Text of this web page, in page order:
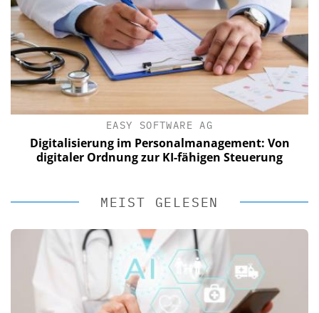
EASY SOFTWARE AG
Digitalisierung im Personalmanagement: Von
digitaler Ordnung zur KI-fähigen Steuerung
MEIST GELESEN